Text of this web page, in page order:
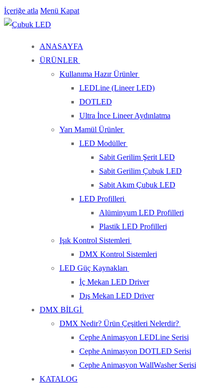
İçeriğe atla Menü Kapat
ANASAYFA
ÜRÜNLER
Kullanıma Hazır Ürünler
LEDLine (Lineer LED)
DOTLED
Ultra İnce Lineer Aydınlatma
Yarı Mamül Ürünler
LED Modüller
Sabit Gerilim Şerit LED
Sabit Gerilim Çubuk LED
Sabit Akım Çubuk LED
LED Profilleri
Alüminyum LED Profilleri
Plastik LED Profilleri
Işık Kontrol Sistemleri
DMX Kontrol Sistemleri
LED Güç Kaynakları
İç Mekan LED Driver
Dış Mekan LED Driver
DMX BİLGİ
DMX Nedir? Ürün Çeşitleri Nelerdir?
Cephe Animasyon LEDLine Serisi
Cephe Animasyon DOTLED Serisi
Cephe Animasyon WallWasher Serisi
KATALOG